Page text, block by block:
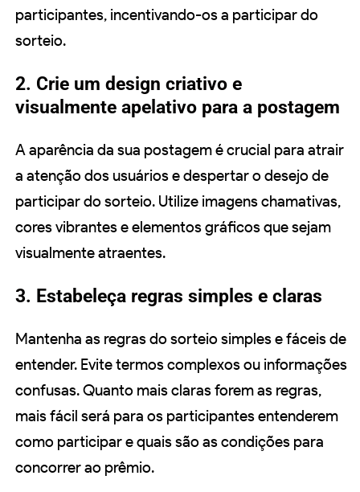
participantes, incentivando-os a participar do
sorteio.
2. Crie um design criativo e
visualmente apelativo para a postagem
A aparência da sua postagem é crucial para atrair
a atenção dos usuários e despertar o desejo de
participar do sorteio. Utilize imagens chamativas,
cores vibrantes e elementos gráficos que sejam
visualmente atraentes.
3. Estabeleça regras simples e claras
Mantenha as regras do sorteio simples e fáceis de
entender. Evite termos complexos ou informações
confusas. Quanto mais claras forem as regras,
mais fácil será para os participantes entenderem
como participar e quais são as condições para
concorrer ao prêmio.